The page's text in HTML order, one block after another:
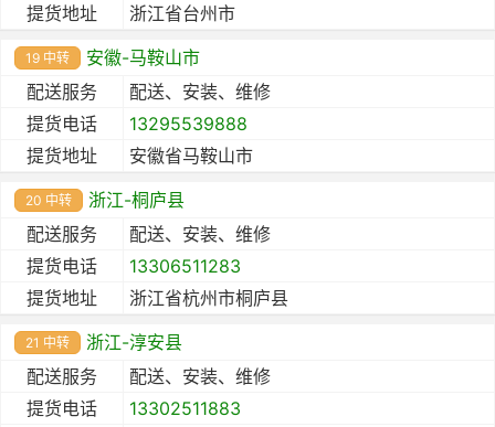
提货地址
浙江省台州市
19 中转
安徽-马鞍山市
配送服务
配送、安装、维修
提货电话
13295539888
提货地址
安徽省马鞍山市
20 中转
浙江-桐庐县
配送服务
配送、安装、维修
提货电话
13306511283
提货地址
浙江省杭州市桐庐县
21 中转
浙江-淳安县
配送服务
配送、安装、维修
提货电话
13302511883